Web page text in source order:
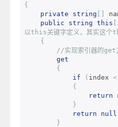
{
private
string
public
string this
以this关键字定义，其实这个
{
//实现索引器的get
get
{
if
( index <
{
return
}
return
null
}